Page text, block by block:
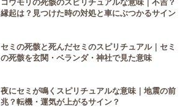
コウモリの死骸のスピリチュアルな意味｜不吉？
縁起は？見つけた時の対処と車にぶつかるサイン
セミの死骸と死んだセミのスピリチュアル｜セミ
の死骸を玄関・ベランダ・神社で見た意味
夜にセミが鳴くスピリチュアルな意味｜地震の前
兆？転機・運気が上がるサイン？